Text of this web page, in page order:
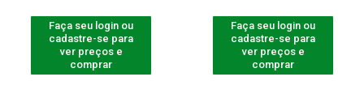
Faça seu login ou
cadastre-se para
ver preços e
comprar
Faça seu login ou
cadastre-se para
ver preços e
comprar